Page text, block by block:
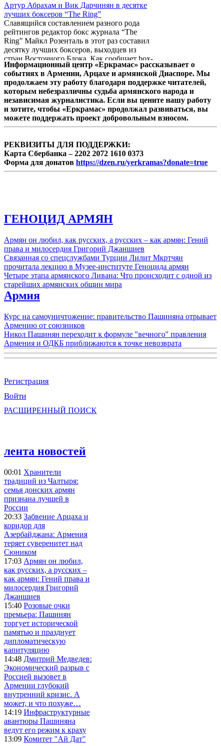
Артур Абрахам и Вик Дарчинян в десятке
лучших боксеров “The Ring”
Славящийся составлением разного рода
рейтингов редактор бокс журнала “The
Ring” Майкл Розенталь в этот раз составил
десятку лучших боксеров, выходцев из
стран Восточного Блока. Как сообщает box-
club.ru, в Топ 10 представлены боксеры с
постсоветского пространства, являющиеся
уроженцами бывших союзных республик,
которые представляют другие страны.
Возглавляет десятку армянский боксер
Артур Абрахам (Германия). На 7-ом месте
Вик Дарчинян, представляющий
Австралию.
Информационный центр «Еркрамас» рассказывает о
событиях в Армении, Арцахе и армянской Диаспоре. Мы
продолжаем эту работу благодаря поддержке читателей,
которым небезразличны судьба армянского народа и
независимая журналистика. Если вы цените нашу работу
и хотите, чтобы «Еркрамас» продолжал развиваться, вы
можете поддержать проект добровольным взносом.
РЕКВИЗИТЫ ДЛЯ ПОДДЕРЖКИ:
Карта Сбербанка – 2202 2072 1610 0373
Форма для донатов https://dzen.ru/yerkramas?donate=true
ГЕНОЦИД АРМЯН
Армян он любил, как русских, а русских – как армян: Гений
права и милосердия Григорий Джаншиев
Связанная со спецслужбами Турции Лилит Мкртчян
прочитала лекцию в Музее-институте Геноцида армян
Четыре этапа армянского Ливана: Что происходит с одной из
старейших армянских общин мира
Армия
Курс на самоуничтожение: правительство Пашиняна отрывает
Армению от союзников
Никол Пашинян переходит к формуле "вечного" правления
Армения и ОДКБ приближаются к точке невозврата
Регистрация
Войти
РАСШИРЕННЫЙ ПОИСК
лента новостей
00:01 Хранители
традиций из Чалтыря:
семья донских армян
признана лучшей в
России
20:33 Забвение Арцаха и
коридор для
Азербайджана: Армения
теряет суверенитет над
Сюником
17:03 Армян он любил,
как русских, а русских –
как армян: Гений права и
милосердия Григорий
Джаншиев
15:40 Розовые очки
премьера: Пашинян
торгует исторической
памятью и празднует
дипломатическую
капитуляцию
14:48 Дмитрий Медведев:
Экономический разрыв с
Россией вызовет в
Армении глубокий
внутренний кризис. А
может, и что похуже…
14:19 Инфраструктурные
авантюры Пашиняна
ведут его режим к краху
13:09 Комитет "Ай Дат"